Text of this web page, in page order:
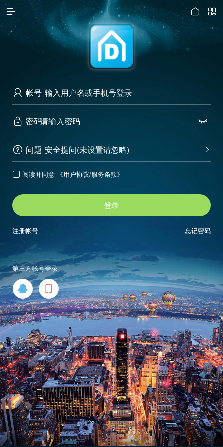
访问电脑版
 

 帐号
 密码 
 问题 
安全提问(未设置请忽略)
 阅读并同意 《用户协议/服务条款》
登录
忘记密码
注册帐号
第三方帐号登录
 